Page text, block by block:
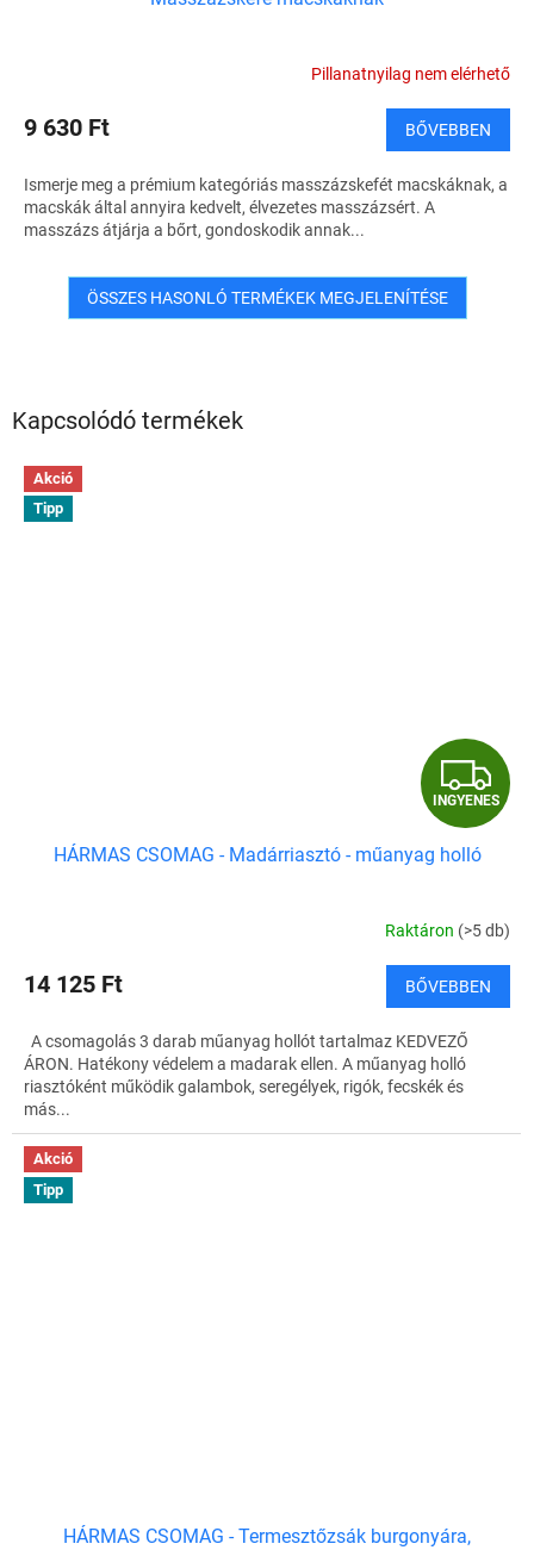
Kapcsolódó termékek
Akció
Tipp
I
N
Y
E
N
S
INGYENES
HÁRMAS CSOMAG - Madárriasztó - műanyag holló
Raktáron (>5 db)
14 125 Ft BŐVEBBEN
A csomagolás 3 darab műanyag hollót tartalmaz KEDVEZŐ
ÁRON. Hatékony védelem a madarak ellen. A műanyag holló
riasztóként működik galambok, seregélyek, rigók, fecskék és
más...
Akció
Tipp
HÁRMAS CSOMAG - Termesztőzsák burgonyára,
Pillanatnyilag nem elérhető
9 630 Ft BŐVEBBEN
Ismerje meg a prémium kategóriás masszázskefét macskáknak, a
macskák által annyira kedvelt, élvezetes masszázsért. A
masszázs átjárja a bőrt, gondoskodik annak...
ÖSSZES HASONLÓ TERMÉKEK MEGJELENÍTÉSE